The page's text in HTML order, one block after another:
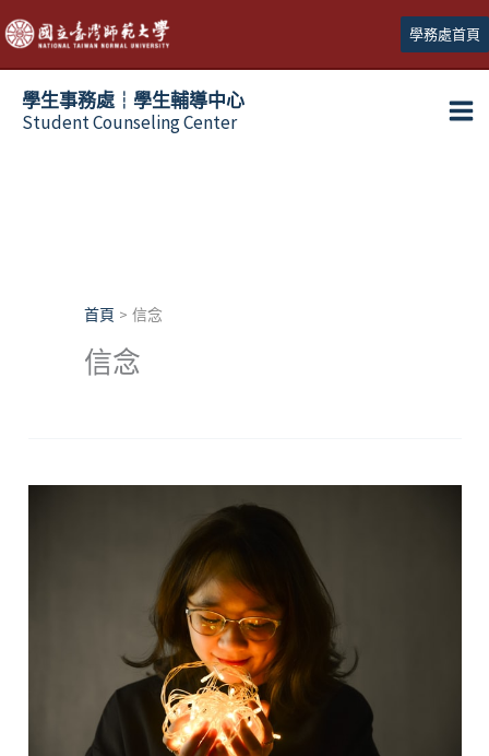
跳
至
主
學務處首頁
學生事務處┆學生輔導中心
Student Counseling Center
首頁 信念
信念